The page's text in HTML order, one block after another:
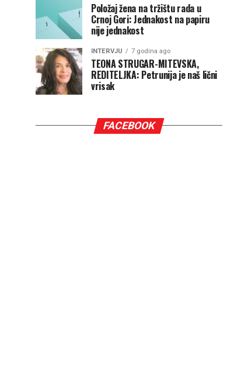
Položaj žena na tržištu rada u
Crnoj Gori: Jednakost na papiru
nije jednakost
INTERVJU 7 godina ago
TEONA STRUGAR-MITEVSKA,
REDITELJKA: Petrunija je naš lični
vrisak
FACEBOOK